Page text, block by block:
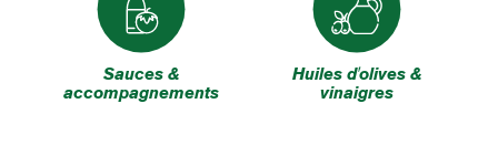
Sauces &
accompagnements
Huiles d'olives &
vinaigres